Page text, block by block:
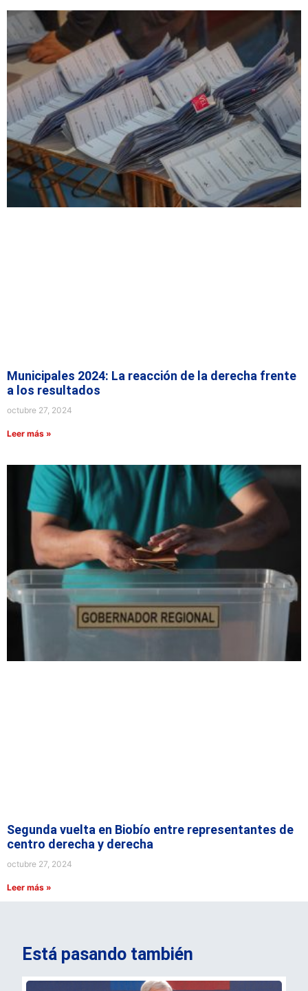
Municipales 2024: La reacción de la derecha frente
a los resultados
octubre 27, 2024
Leer más »
Segunda vuelta en Biobío entre representantes de
centro derecha y derecha
octubre 27, 2024
Leer más »
Está pasando también